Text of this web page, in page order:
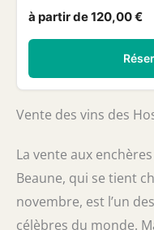
à partir de 120,00 €
Vente des vins des
La vente aux
Beaune, qui se tient
novembre, est l’un
célèbres du monde.